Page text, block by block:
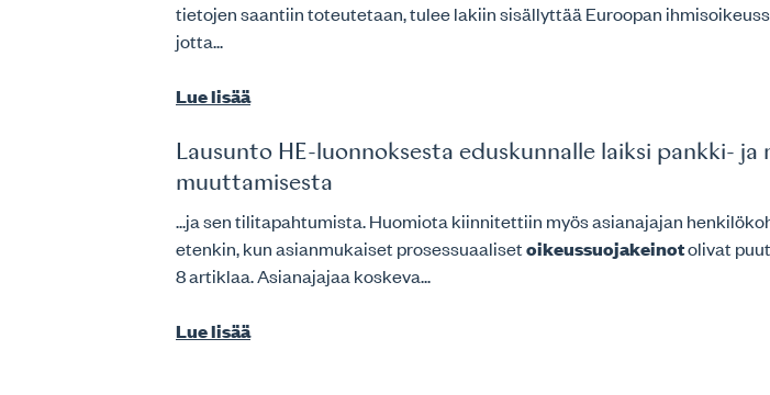
tietojen saantiin toteutetaan, tulee lakiin sisällyttää Euroopan
jotta...
Lue lisää
Lausunto HE-luonnoksesta eduskunnalle laiksi pankki-
muuttamisesta
...ja sen tilitapahtumista. Huomiota kiinnitettiin myös asianajajan
etenkin, kun asianmukaiset prosessuaalisetoikeussuojakeinotolivat
8 artiklaa. Asianajajaa koskeva...
Lue lisää